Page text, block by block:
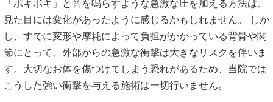
関節をボキボキ鳴らす施術
「ボキボキ」と音を鳴らすような急激な圧を加える方法は、